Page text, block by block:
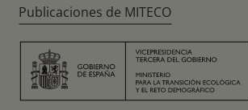
Publicaciones de MITECO